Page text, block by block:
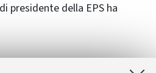
presidente della EPS ha